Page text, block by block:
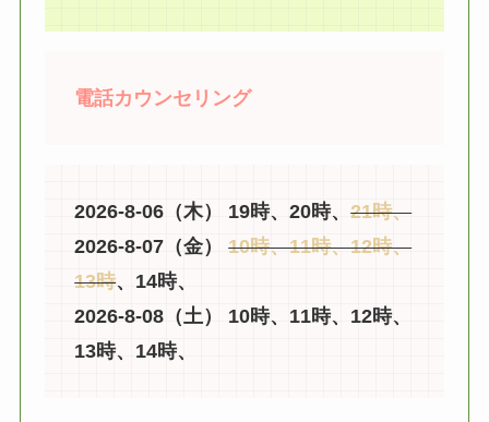
電話カウンセリング
2026-8-06（木） 19時、20時、21時、
2026-8-07（金）10時、11時、12時、
13時、14時、
2026-8-08（土） 10時、11時、12時、
13時、14時、